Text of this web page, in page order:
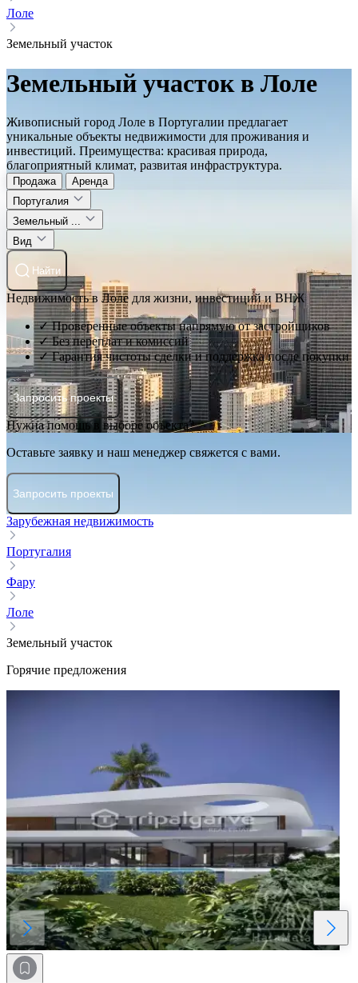
Лоле
Земельный участок
Земельный участок в Лоле
Живописный город Лоле в Португалии предлагает
уникальные объекты недвижимости для проживания и
инвестиций. Преимущества: красивая природа,
благоприятный климат, развитая инфраструктура.
Продажа
Аренда
Португалия
Земельный ...
Вид
Найти
Недвижимость в Лоле для жизни, инвестиций и ВНЖ
✓ Проверенные объекты напрямую от застройщиков
✓ Без переплат и комиссий
✓ Гарантия чистоты сделки и поддержка после покупки
Запросить проекты
Нужна помощь в выборе объекта?
Оставьте заявку и наш менеджер свяжется с вами.
Запросить проекты
Зарубежная недвижимость
Португалия
Фару
Лоле
Земельный участок
Горячие предложения